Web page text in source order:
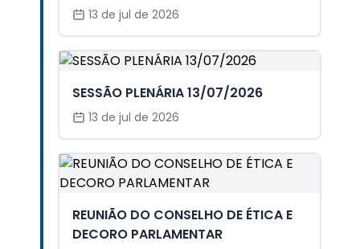
13 de jul de 2026
SESSÃO PLENÁRIA 13/07/2026
13 de jul de 2026
REUNIÃO DO CONSELHO DE ÉTICA E
DECORO PARLAMENTAR